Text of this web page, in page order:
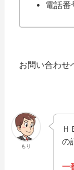
電話番
お問い合わせ
もり
Ｈ
の
一